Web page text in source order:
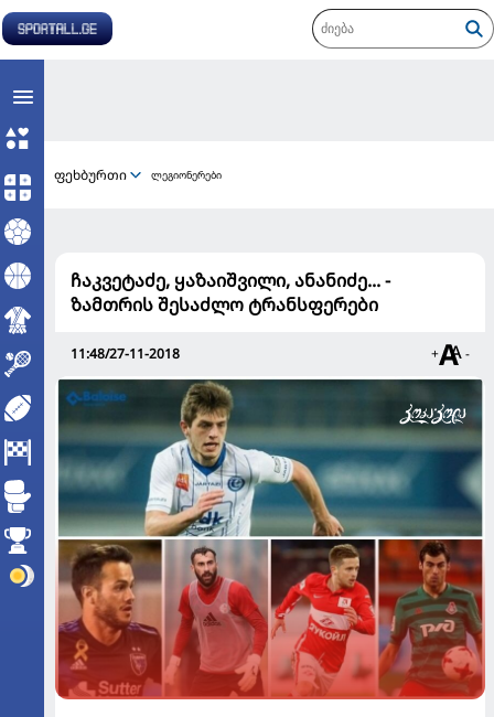
ფეხბურთი ლეგიონერები
ჩაკვეტაძე, ყაზაიშვილი, ანანიძე... -
ზამთრის შესაძლო ტრანსფერები
11:48/27-11-2018 + -